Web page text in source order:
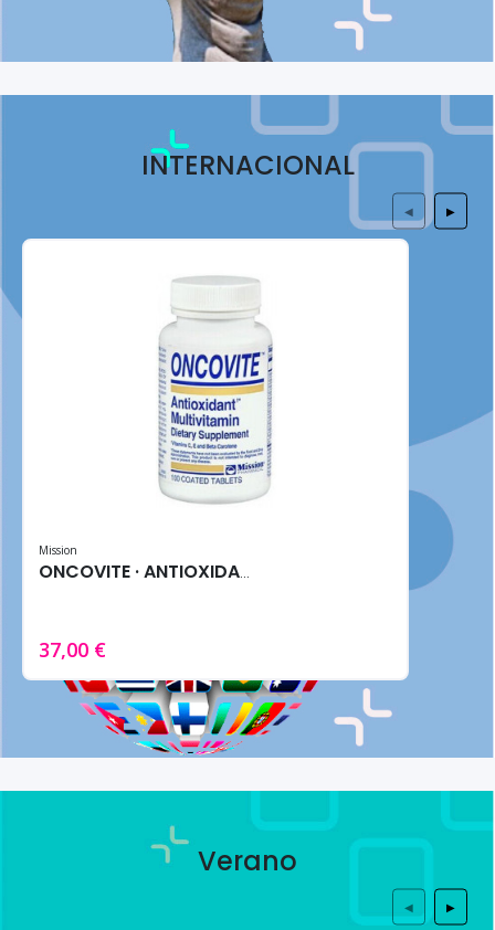
INTERNACIONAL
Mission
ONCOVITE · ANTIOXIDANTE (100 Tabletas)
37,00 €
◀ ▶
Verano
◀ ▶